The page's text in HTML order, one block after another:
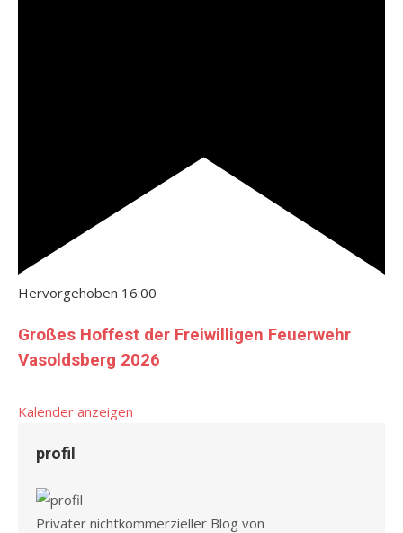
Hervorgehoben 16:00
Großes Hoffest der Freiwilligen Feuerwehr
Vasoldsberg 2026
Kalender anzeigen
profil
Privater nichtkommerzieller Blog von